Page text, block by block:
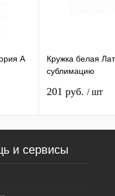
А
Кружка белая
сублимацию
201 руб. / шт
и сервисы